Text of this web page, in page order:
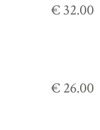
€ 32.00
€ 26.00